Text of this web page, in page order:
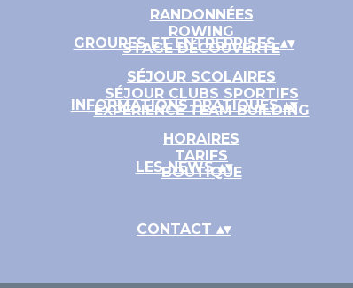
RANDONNÉES
ROWING
STAGE DÉCOUVERTE
GROUPES ET ENTREPRISES▴▾
SÉJOUR SCOLAIRES
SÉJOUR CLUBS SPORTIFS
EXPÉRIENCE TEAM BUILDING
INFORMATIONS PRATIQUES▴▾
HORAIRES
TARIFS
BOUTIQUE
LES NEWS▴▾
CONTACT ▴▾